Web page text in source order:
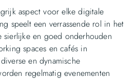
aspect voor elke digitale
speelt een verrassende rol in het
sierlijke en goed onderhouden
spaces en cafés in
en dynamische
regelmatig evenementen